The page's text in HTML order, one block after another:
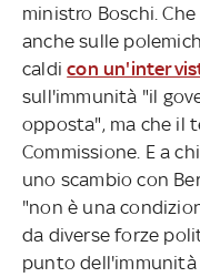
ministro Boschi.
anche sulle
caldicon
sull'immunità "il
opposta", ma che il
Commissione. E a
uno scambio con
"non è una
da diverse forze
punto dell'immunità